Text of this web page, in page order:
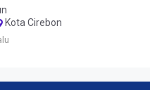
Kota Cirebon